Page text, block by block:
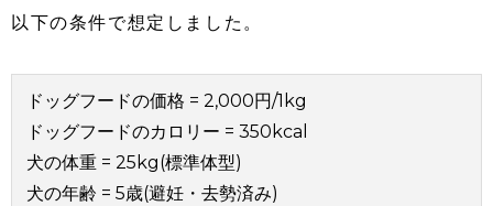
以下の条件で想定しました。
ドッグフードの価格 = 2,000円/1kg
ドッグフードのカロリー = 350kcal
犬の体重 = 25kg(標準体型)
犬の年齢 = 5歳(避妊・去勢済み)